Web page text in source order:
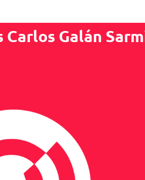
Galán